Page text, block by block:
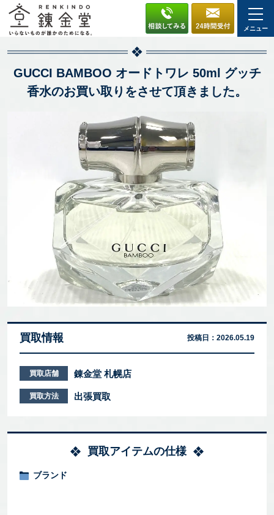
メニュー
GUCCI BAMBOO オードトワレ 50ml グッチ
香水のお買い取りをさせて頂きました。
買取情報 投稿日： 2026.05.19
買取店舗 錬金堂 札幌店
買取方法 出張買取
買取アイテムの仕様
ブランド